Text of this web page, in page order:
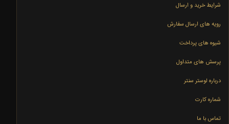
شرایط خرید و ارسال
رویه های ارسال سفارش
شیوه های پرداخت
پرسش های متداول
درباره لوستر سنتر
شماره کارت
تماس با ما